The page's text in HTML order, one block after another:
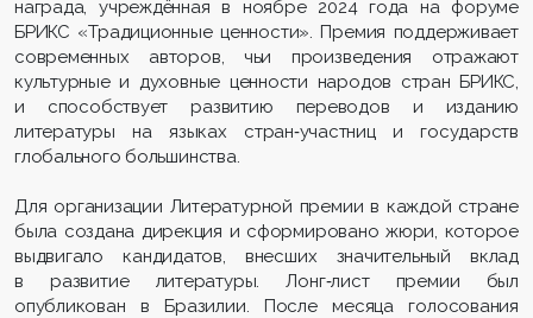
награда, учреждённая в ноябре 2024 года на форуме
БРИКС «Традиционные ценности». Премия поддерживает
современных авторов, чьи произведения отражают
культурные и духовные ценности народов стран БРИКС,
и способствует развитию переводов и изданию
литературы на языках стран‑участниц и государств
глобального большинства.
Для организации Литературной премии в каждой стране
была создана дирекция и сформировано жюри, которое
выдвигало кандидатов, внесших значительный вклад
в развитие литературы. Лонг‑лист премии был
опубликован в Бразилии. После месяца голосования